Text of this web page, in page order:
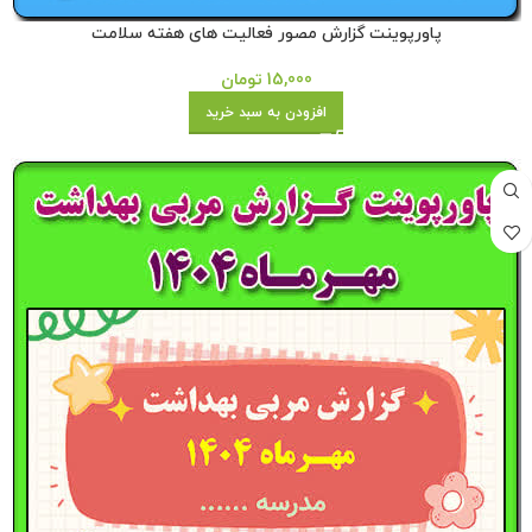
پاورپوینت گزارش مصور فعالیت های هفته سلامت
15,000 تومان
افزودن به سبد خرید